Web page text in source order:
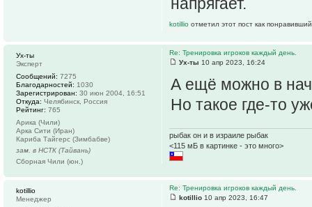
kotillio отметил этот пост как
Re: Тренировка игроков каждый день.
Ух-ты 10 апр 2023, 16:24
А ещё можно в
Но такое где-то
рыбак он и в израиле рыбак
<115 мБ в картинке - это много>
Ух-ты
Эксперт
Сообщений: 7275
Благодарностей: 1030
Зарегистрирован: 30 июн 2004, 16:51
Откуда: Челябинск, Россия
Рейтинг: 765
Арика (Чили)
Арка Сити (Иран)
Кариба Тайгерс (Зимбабве)
зам. в НСТК (Тайвань)
Сборная Чили (юн.)
Re: Тренировка игроков каждый день.
kotillio 10 апр 2023, 16:47
kotillio
Менеджер